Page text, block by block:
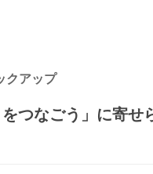
クアップ
をつなごう」に寄せ